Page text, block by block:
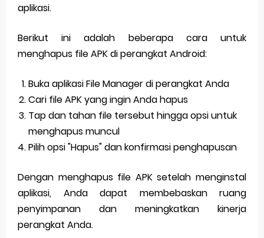
aplikasi.
Berikut ini adalah beberapa cara untuk
menghapus file APK di perangkat Android:
Buka aplikasi File Manager di perangkat Anda
Cari file APK yang ingin Anda hapus
Tap dan tahan file tersebut hingga opsi untuk
menghapus muncul
Pilih opsi "Hapus" dan konfirmasi penghapusan
Dengan menghapus file APK setelah menginstal
aplikasi, Anda dapat membebaskan ruang
penyimpanan dan meningkatkan kinerja
perangkat Anda.